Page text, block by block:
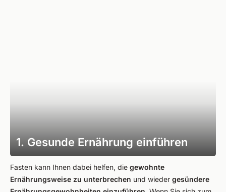
1. Gesunde Ernährung einführen
Fasten kann Ihnen dabei helfen, die gewohnte
Ernährungsweise zu unterbrechen und wieder gesündere